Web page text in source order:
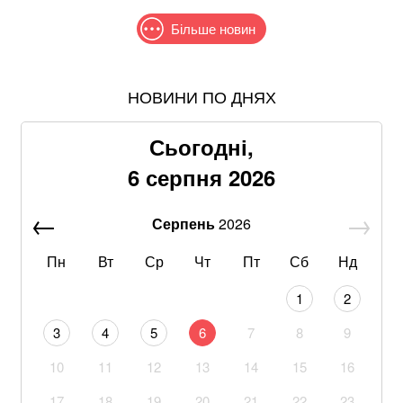
Більше новин
Після нічної атаки дронів у російському Ярославлі
В МЗС заявили, що слова Залужного щодо членства
в НАТО були вирвані з контексту
Стефанішина прокоментувала підозру від НАБУ та
Пенсіонерам доплатять за стаж: хто отримає по 519
Знищені печі, склади та роки роботи: що
залишилося після удару по "Епіцентру"
НОВИНИ ПО ДНЯХ
Сьогодні,
6 серпня 2026
Серпень2026
Пн
Вт Ср Чт Пт Сб Нд
1
2
3
4 5 6 7 8
9
10
11 12 13 14 15
16